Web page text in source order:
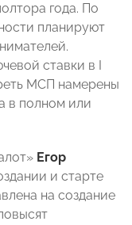
года. По
планируют
ставки в I
МСП намерены
в полном или
Егор
и старте
на создание